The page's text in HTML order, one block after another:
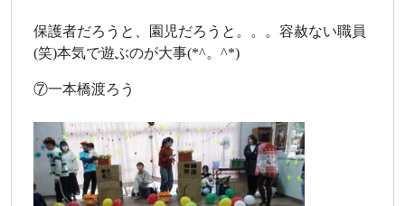
保護者だろうと、園児だろうと。。。容赦ない職員
(笑)本気で遊ぶのが大事(*^。^*)
⑦一本橋渡ろう